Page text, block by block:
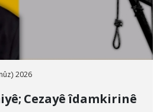
2026
Cezayê îdamkirinê